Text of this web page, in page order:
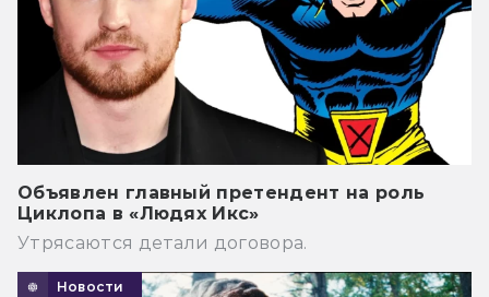
Объявлен главный претендент на роль
Циклопа в «Людях Икс»
Утрясаются детали договора.
Новости